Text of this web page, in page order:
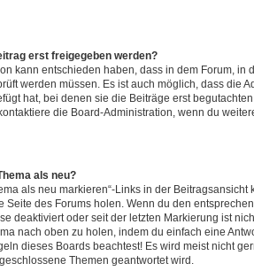
erst freigegeben werden?
kann entschieden haben, dass in dem Forum, in
werden müssen. Es ist auch möglich, dass die
hat, bei denen sie die Beiträge erst
die Board-Administration, wenn du
als neu?
als neu markieren“-Links in der
Seite des Forums holen. Wenn du den
deaktiviert oder seit der letzten Markierung ist
nach oben zu holen, indem du einfach eine
dieses Boards beachtest! Es wird meist nicht
Themen geantwortet wird.